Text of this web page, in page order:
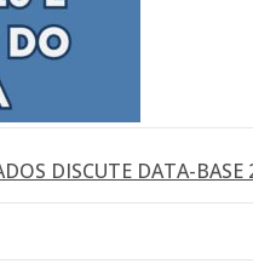
DISCUTE DATA-